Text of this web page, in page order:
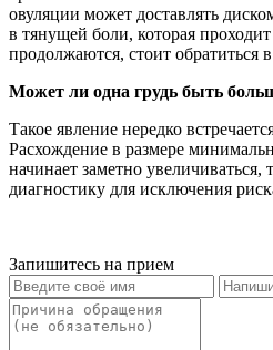
овуляции может доставлять
в тянущей боли, которая
продолжаются, стоит обратиться
Может ли одна грудь быть
Такое явление нередко
Расхождение в размере
начинает заметно увеличиваться,
диагностику для исключения
Запишитесь на прием